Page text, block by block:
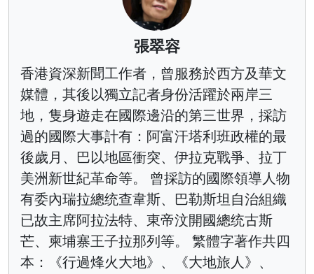
張翠容
香港資深新聞工作者，曾服務於西方及華文
媒體，其後以獨立記者身份活躍於兩岸三
地，隻身遊走在國際邊沿的第三世界，採訪
過的國際大事計有：阿富汗塔利班政權的最
後歲月、巴以地區衝突、伊拉克戰爭、拉丁
美洲新世紀革命等。 曾採訪的國際領導人物
有委內瑞拉總统查韋斯、巴勒斯坦自治組織
已故主席阿拉法特、東帝汶開國總统古斯
芒、柬埔寨王子拉那列等。 繁體字著作共四
本：《行過烽火大地》、《大地旅人》、